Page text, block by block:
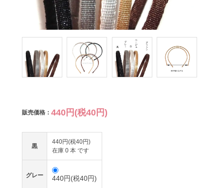
販売価格：440円(税40円)
黒
440円(税40円)
在庫 0 本 です
グレー 440円(税40円)